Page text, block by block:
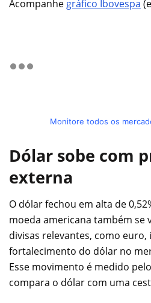
Acompanhe gráfico Ibovespa
Monitore todos os
Dólar sobe com
externa
O dólar fechou em alta de
moeda americana também se
divisas relevantes, como
fortalecimento do dólar no
Esse movimento é medido
compara o dólar com uma